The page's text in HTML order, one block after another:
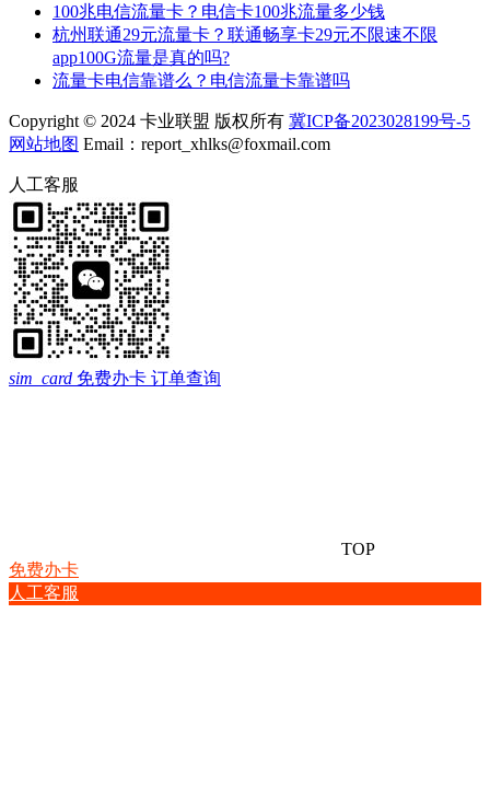
100兆电信流量卡？电信卡100兆流量多少钱
杭州联通29元流量卡？联通畅享卡29元不限速不限
app100G流量是真的吗?
流量卡电信靠谱么？电信流量卡靠谱吗
Copyright © 2024 卡业联盟 版权所有 冀ICP备2023028199号-5
网站地图 Email：report_xhlks@foxmail.com
人工客服
sim_card 免费办卡 订单查询
TOP
免费办卡
人工客服